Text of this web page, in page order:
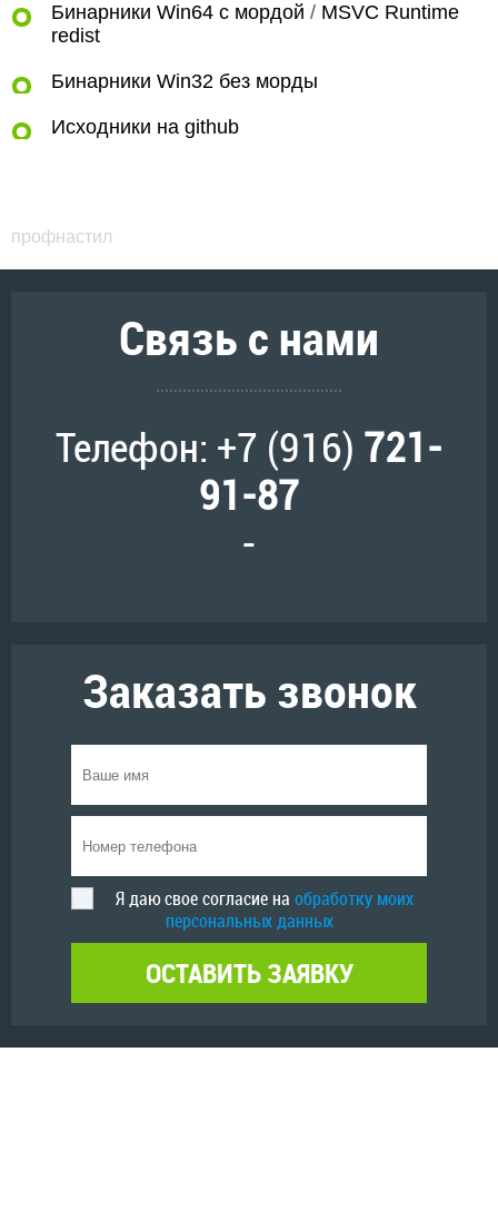
Бинарники Win64 с мордой / MSVC Runtime
redist
Бинарники Win32 без морды
Исходники на github
профнастил
Связь с нами
Телефон: +7 (916) 721-
91-87
-
Заказать звонок
Я даю свое согласие на обработку моих
персональных данных
ОСТАВИТЬ ЗАЯВКУ